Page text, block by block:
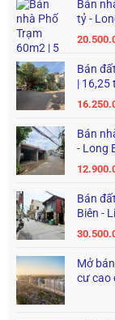
Bán
tỷ -
Bán
| 16,25
Bán
- Long
Bán
Biên -
Mở
cư cao